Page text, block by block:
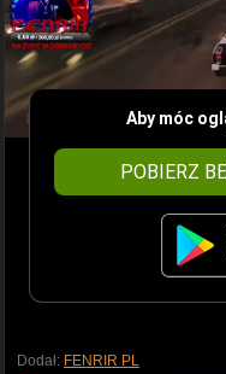
Aby móc
POBIERZ
Dodał: FENRIR PL